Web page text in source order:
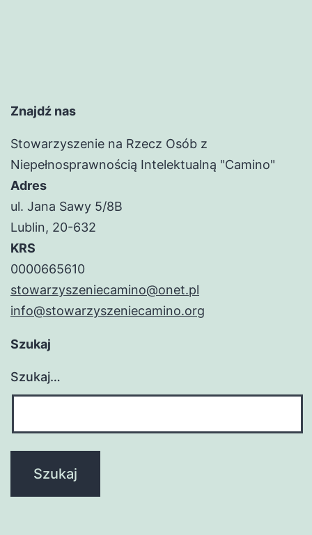
Znajdź nas
Stowarzyszenie na Rzecz Osób z
Niepełnosprawnością Intelektualną "Camino"
Adres
ul. Jana Sawy 5/8B
Lublin, 20-632
KRS
0000665610
stowarzyszeniecamino@onet.pl
info@stowarzyszeniecamino.org
Szukaj
Szukaj…